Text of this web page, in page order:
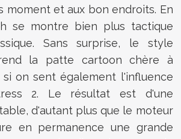
moment et aux bon endroits. En
se montre bien plus tactique
Sans surprise, le style
la patte cartoon chère à
si on sent également l'influence
2. Le résultat est d'une
d'autant plus que le moteur
en permanence une grande